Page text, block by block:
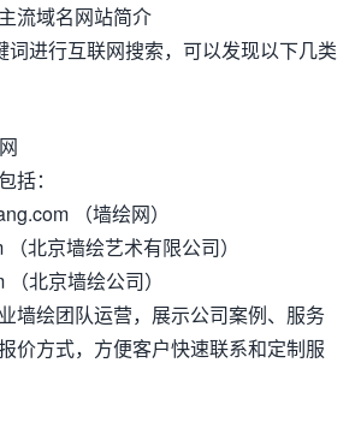
流域名网站简介
词进行互联网搜索，可以发现以下几类
括：
（墙绘网）
北京墙绘艺术有限公司）
北京墙绘公司）
墙绘团队运营，展示公司案例、服务
价方式，方便客户快速联系和定制服